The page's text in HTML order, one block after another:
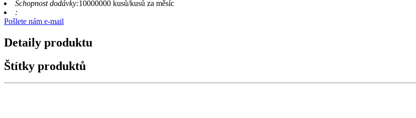
Schopnost dodávky:10000000 kusů/kusů za měsíc
:
Pošlete nám e-mail
Detaily produktu
Štítky produktů